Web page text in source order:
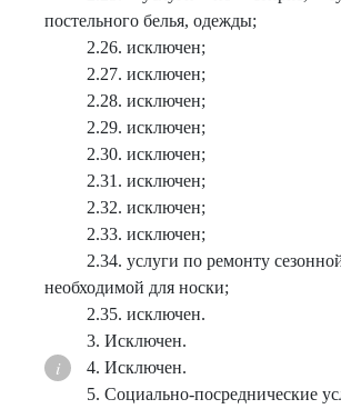
постельного белья, одежды;
2.26. исключен;
2.27. исключен;
2.28. исключен;
2.29. исключен;
2.30. исключен;
2.31. исключен;
2.32. исключен;
2.33. исключен;
2.34. услуги по ремонту
необходимой для носки;
2.35. исключен.
3. Исключен.
4. Исключен.
5. Социально-посреднические